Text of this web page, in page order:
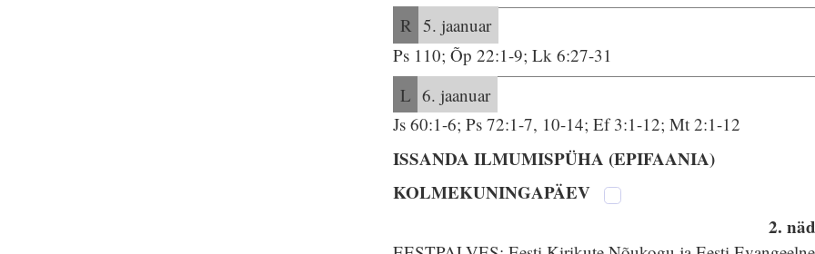
R 5. jaanuar
Ps 110; Õp 22:1-9; Lk 6:27-31
L 6. jaanuar
Js 60:1-6; Ps 72:1-7, 10-14; Ef 3:1-12; Mt 2:1-12
ISSANDA ILMUMISPÜHA (EPIFAANIA)
KOLMEKUNINGAPÄEV
2.